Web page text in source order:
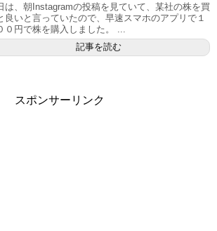
は、朝Instagramの投稿を見ていて、某社の株を買
良いと言っていたので、早速スマホのアプリで１
０円で株を購入しました。 ...
記事を読む
スポンサーリンク